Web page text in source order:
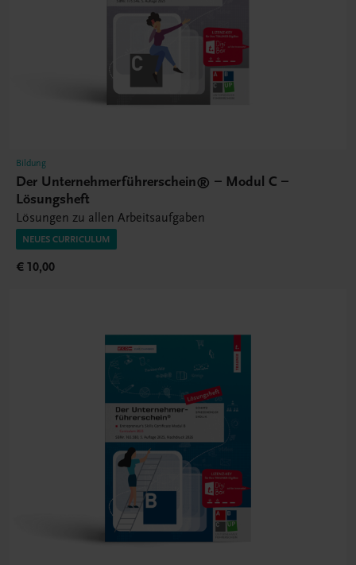
Bildung
Der Unternehmerführerschein® – Modul C –
Lösungsheft
Lösungen zu allen Arbeitsaufgaben
NEUES CURRICULUM
€ 10,00